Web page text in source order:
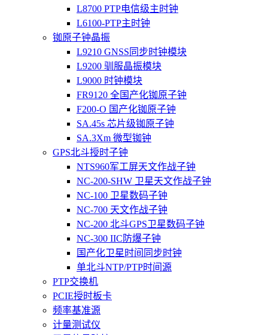
L8700 PTP电信级主时钟
L6100-PTP主时钟
铷原子钟晶振
L9210 GNSS同步时钟模块
L9200 驯服晶振模块
L9000 时钟模块
FR9120 全国产化铷原子钟
F200-O 国产化铷原子钟
SA.45s 芯片级铷原子钟
SA.3Xm 微型铷钟
GPS北斗授时子钟
NTS960军工屏天文作战子钟
NC-200-SHW 卫星天文作战子钟
NC-100 卫星数码子钟
NC-700 天文作战子钟
NC-200 北斗GPS卫星数码子钟
NC-300 IIC防爆子钟
国产化卫星时间同步时钟
单北斗NTP/PTP时间源
PTP交换机
PCIE授时板卡
频率基准源
计量测试仪